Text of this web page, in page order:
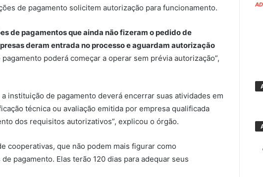
de pagamento solicitem autorização para funcionamento.
de pagamentos que ainda não fizeram o pedido de
deram entrada no processo e aguardam autorização
poderá começar a operar sem prévia autorização”,
instituição de pagamento deverá encerrar suas atividades em
técnica ou avaliação emitida por empresa qualificada
dos requisitos autorizativos”, explicou o órgão.
cooperativas, que não podem mais figurar como
pagamento. Elas terão 120 dias para adequar seus